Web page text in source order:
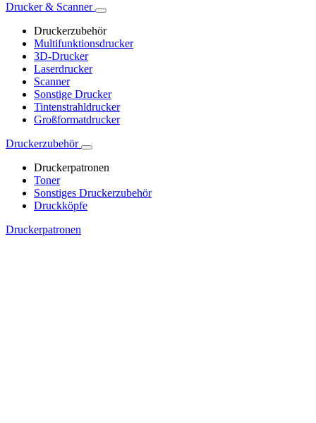
Drucker & Scanner
Druckerzubehör
Multifunktionsdrucker
3D-Drucker
Laserdrucker
Scanner
Sonstige Drucker
Tintenstrahldrucker
Großformatdrucker
Druckerzubehör
Druckerpatronen
Toner
Sonstiges Druckerzubehör
Druckköpfe
Druckerpatronen